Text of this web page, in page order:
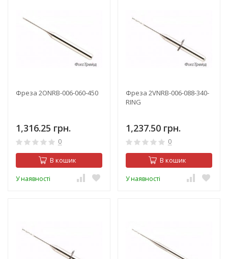
Фреза 2ONRB-006-060-450
1,316.25 грн.
0
В кошик
У наявності
Фреза 2VNRB-006-088-340-
RING
1,237.50 грн.
0
В кошик
У наявності